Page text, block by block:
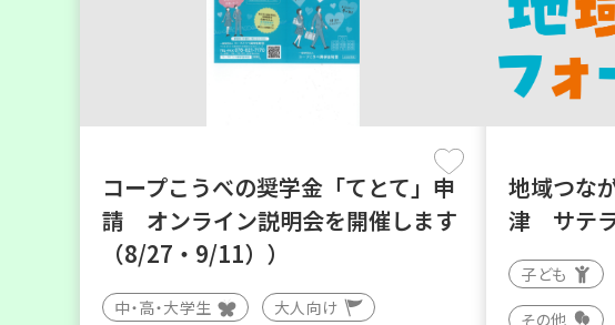
コープこうべの奨学金「てとて」申
請 オンライン説明会を開催します
（8/27・9/11））
中・高・大学生 大人向け
地域つな
津 サテラ
子ども
その他